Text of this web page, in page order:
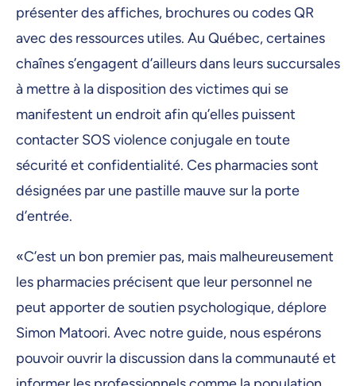
présenter des affiches, brochures ou codes QR
avec des ressources utiles. Au Québec, certaines
chaînes s’engagent d’ailleurs dans leurs succursales
à mettre à la disposition des victimes qui se
manifestent un endroit afin qu’elles puissent
contacter SOS violence conjugale en toute
sécurité et confidentialité. Ces pharmacies sont
désignées par une pastille mauve sur la porte
d’entrée.
«C’est un bon premier pas, mais malheureusement
les pharmacies précisent que leur personnel ne
peut apporter de soutien psychologique, déplore
Simon Matoori. Avec notre guide, nous espérons
pouvoir ouvrir la discussion dans la communauté et